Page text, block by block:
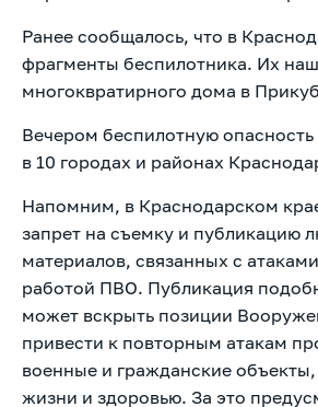
Ранее сообщалось, что в
фрагменты беспилотника. Их
многоквратирного дома в
Вечером беспилотную
в 10 городах и районах
Напомним, в Краснодарском
запрет на съемку и публикацию
материалов, связанных с
работой ПВО. Публикация
может вскрыть позиции
привести к повторным атакам
военные и гражданские объекты,
жизни и здоровью. За это